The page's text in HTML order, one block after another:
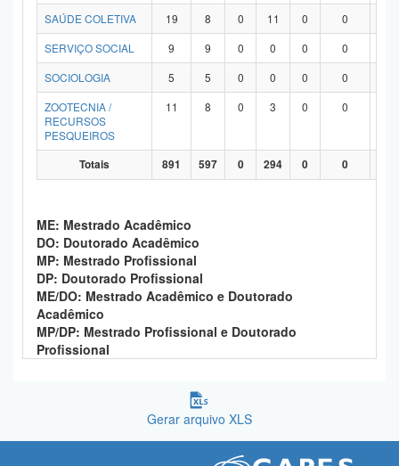
SAÚDE COLETIVA
19 8 0 11 0 0
SERVIÇO SOCIAL
9 9 0 0 0 0
SOCIOLOGIA
5 5 0 0 0 0
ZOOTECNIA /
RECURSOS
PESQUEIROS
11 8 0 3 0 0
Totais 891 597 0 294 0 0
ME: Mestrado Acadêmico
DO: Doutorado Acadêmico
MP: Mestrado Profissional
DP: Doutorado Profissional
ME/DO: Mestrado Acadêmico e Doutorado
Acadêmico
MP/DP: Mestrado Profissional e Doutorado
Profissional
Gerar arquivo XLS